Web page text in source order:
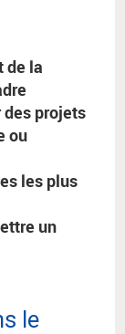
de la
projets
ou
les plus
un
le